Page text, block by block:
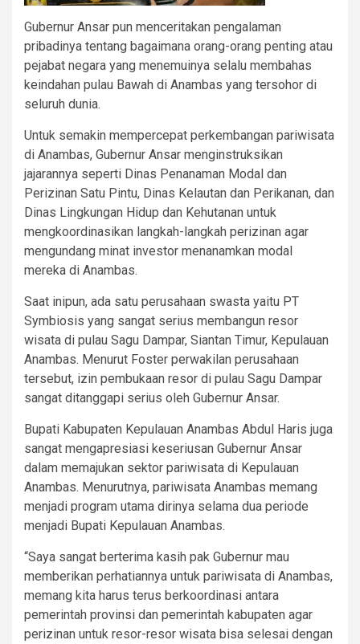
Gubernur Ansar pun menceritakan pengalaman
pribadinya tentang bagaimana orang-orang penting atau
pejabat negara yang menemuinya selalu membahas
keindahan pulau Bawah di Anambas yang tersohor di
seluruh dunia.
Untuk semakin mempercepat perkembangan pariwisata
di Anambas, Gubernur Ansar menginstruksikan
jajarannya seperti Dinas Penanaman Modal dan
Perizinan Satu Pintu, Dinas Kelautan dan Perikanan, dan
Dinas Lingkungan Hidup dan Kehutanan untuk
mengkoordinasikan langkah-langkah perizinan agar
mengundang minat investor menanamkan modal
mereka di Anambas.
Saat inipun, ada satu perusahaan swasta yaitu PT
Symbiosis yang sangat serius membangun resor
wisata di pulau Sagu Dampar, Siantan Timur, Kepulauan
Anambas. Menurut Foster perwakilan perusahaan
tersebut, izin pembukaan resor di pulau Sagu Dampar
sangat ditanggapi serius oleh Gubernur Ansar.
Bupati Kabupaten Kepulauan Anambas Abdul Haris juga
sangat mengapresiasi keseriusan Gubernur Ansar
dalam memajukan sektor pariwisata di Kepulauan
Anambas. Menurutnya, pariwisata Anambas memang
menjadi program utama dirinya selama dua periode
menjadi Bupati Kepulauan Anambas.
“Saya sangat berterima kasih pak Gubernur mau
memberikan perhatiannya untuk pariwisata di Anambas,
memang kita harus terus berkoordinasi antara
pemerintah provinsi dan pemerintah kabupaten agar
perizinan untuk resor-resor wisata bisa selesai dengan